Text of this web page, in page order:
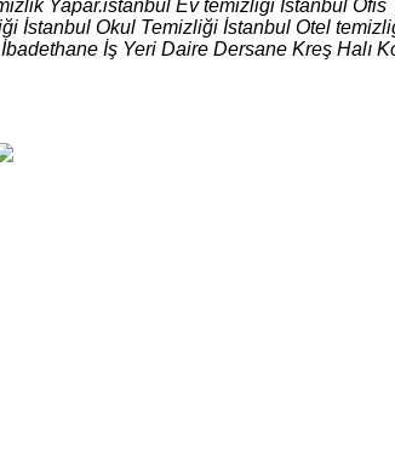
Yapar.istanbul Ev temizliği İstanbul
İstanbul Okul Temizliği İstanbul Otel
İş Yeri Daire Dersane Kreş Halı